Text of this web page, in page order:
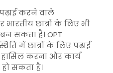
करने वाले
भारतीय छात्रों के लिए भी
सकता है। OPT
में छात्रों के लिए पढ़ाई
करना और कार्य
सकता है।